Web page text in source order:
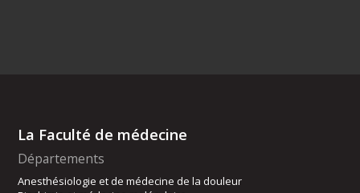
La Faculté de médecine
Départements
Anesthésiologie et de médecine de la douleur